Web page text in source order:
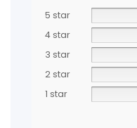
5 star
4 star
3 star
2 star
1 star